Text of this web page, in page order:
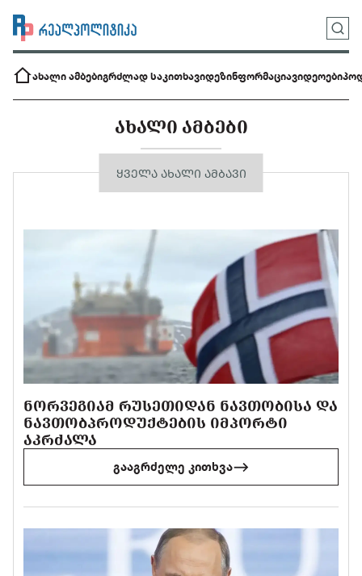
ახალი ამბებიგრძლად საკითხავიდეზინფორმაციავიდეოები
ᲐᲮᲐᲚᲘ ᲐᲛᲑᲔᲑᲘ
ᲧᲕᲔᲚᲐ ᲐᲮᲐᲚᲘ ᲐᲛᲑᲐᲕᲘ
ᲜᲝᲠᲕᲔᲒᲘᲐᲛ ᲠᲣᲡᲔᲗᲘᲓᲐᲜ ᲜᲐᲕᲗᲝᲑᲘᲡᲐ ᲓᲐ
ᲜᲐᲕᲗᲝᲑᲞᲠᲝᲓᲣᲥᲢᲔᲑᲘᲡ ᲘᲛᲞᲝᲠᲢᲘ
ᲐᲙᲠᲫᲐᲚᲐ
გააგრძელე კითხვა